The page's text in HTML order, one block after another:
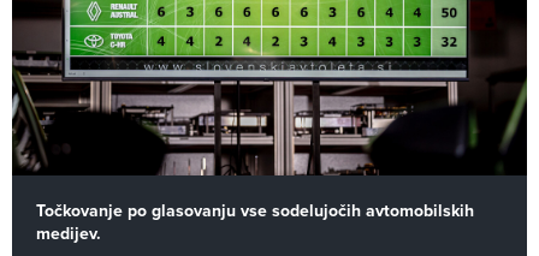
Točkovanje po glasovanju vse sodelujočih avtomobilskih
medijev.